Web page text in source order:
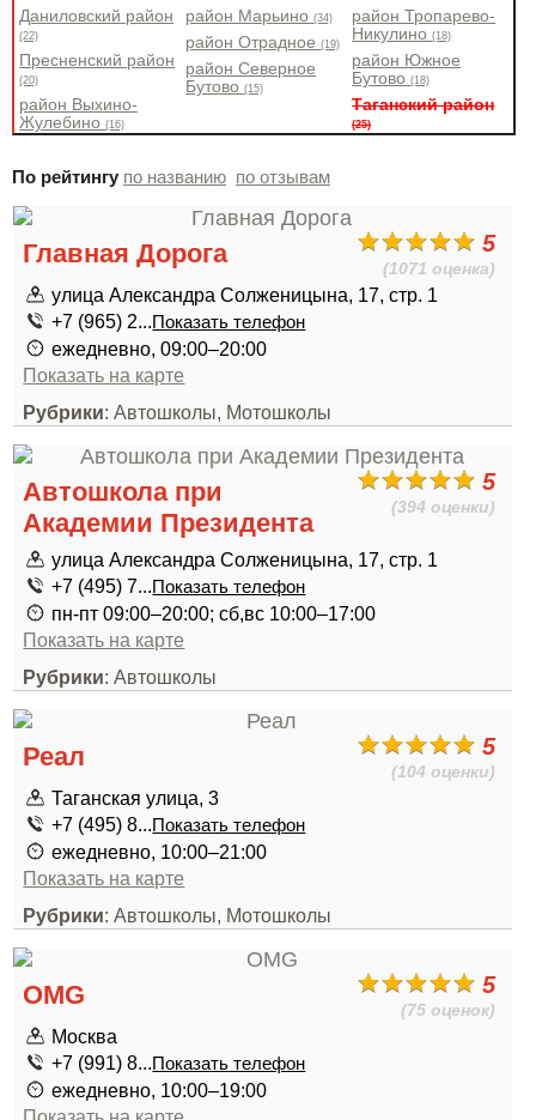
Даниловский район
(22)
Пресненский район
(20)
район Выхино-
Жулебино(16)
район Марьино(34)
район Отрадное(19)
район Северное
Бутово(15)
район Тропарево-
Никулино(18)
район Южное
Бутово(18)
Таганский район
(25)
По рейтингу по названию по отзывам
5
(1071 оценка)
Главная Дорога
улица Александра Солженицына, 17, стр. 1
+7 (965) 2...Показать телефон
ежедневно, 09:00–20:00
Показать на карте
Рубрики: Автошколы, Мотошколы
5
(394 оценки)
Автошкола при
Академии Президента
улица Александра Солженицына, 17, стр. 1
+7 (495) 7...Показать телефон
пн-пт 09:00–20:00; сб,вс 10:00–17:00
Показать на карте
Рубрики: Автошколы
5
(104 оценки)
Реал
Таганская улица, 3
+7 (495) 8...Показать телефон
ежедневно, 10:00–21:00
Показать на карте
Рубрики: Автошколы, Мотошколы
5
(75 оценок)
OMG
Москва
+7 (991) 8...Показать телефон
ежедневно, 10:00–19:00